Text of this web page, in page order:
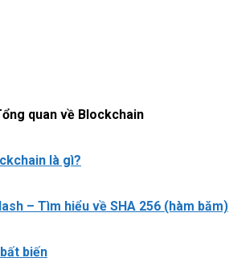
quan về Blockchain
là gì?
– Tìm hiểu về SHA 256 (hàm băm)
biến